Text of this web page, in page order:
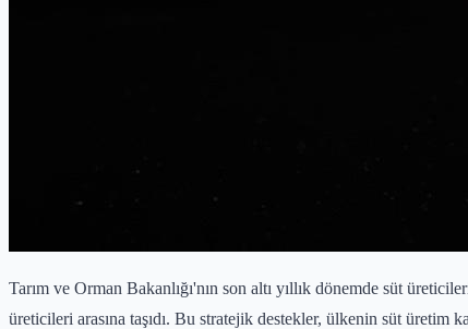
Tarım ve Orman Bakanlığı'nın son altı yıllık dönemde süt
üreticileri arasına taşıdı. Bu stratejik destekler, ülkenin süt üretim